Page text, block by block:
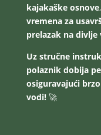
kajakaške osnove
vremena za
prelazak na divlje
Uz stručne
polaznik dobija
osiguravajući
vodi!🚀